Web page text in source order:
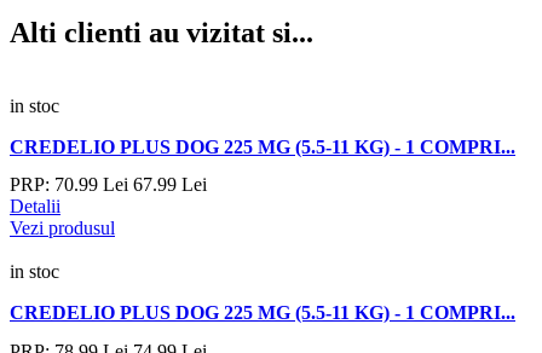
Alti clienti au vizitat si...
in stoc
CREDELIO PLUS DOG 225 MG (5.5-11 KG) - 1 COMPRI...
PRP: 70.99 Lei 67.99 Lei
Detalii
Vezi produsul
in stoc
CREDELIO PLUS DOG 225 MG (5.5-11 KG) - 1 COMPRI...